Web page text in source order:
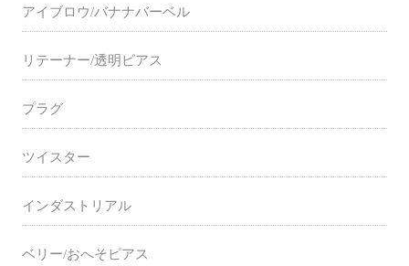
アイブロウ/バナナバーベル
リテーナー/透明ピアス
プラグ
ツイスター
インダストリアル
ベリー/おへそピアス